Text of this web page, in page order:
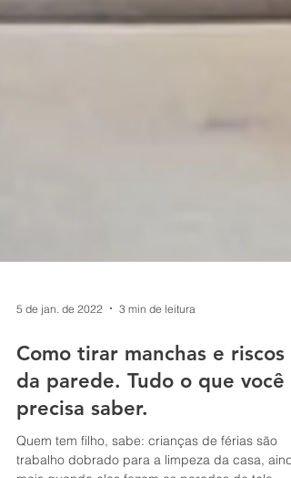
5 de jan. de 2022 3 min de leitura
Como tirar manchas e riscos
da parede. Tudo o que você
precisa saber.